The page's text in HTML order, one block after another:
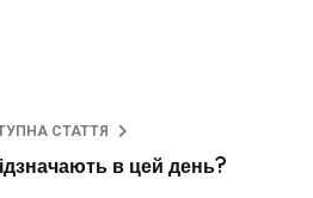
СТАТТЯ
в цей день?